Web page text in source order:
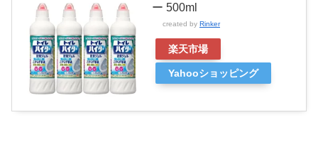
ー 500ml
created by Rinker
楽天市場
Yahooショッピング